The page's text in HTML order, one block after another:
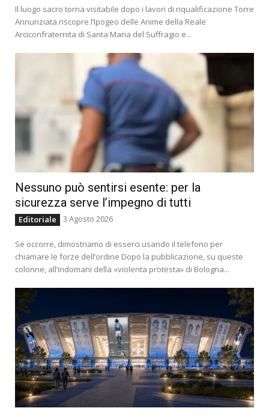
Il luogo sacro torna visitabile dopo i lavori di riqualificazione Torre
Annunziata riscopre l’Ipogeo delle Anime della Reale
Arciconfraternita di Santa Maria del Suffragio e...
Nessuno può sentirsi esente: per la
sicurezza serve l’impegno di tutti
Editoriale 3 Agosto 2026
Se occorre, dimostriamo di esserci usando il telefono per
chiamare le forze dell’ordine Dopo la pubblicazione, su queste
colonne, all’indomani della «violenta protesta» di Bologna...